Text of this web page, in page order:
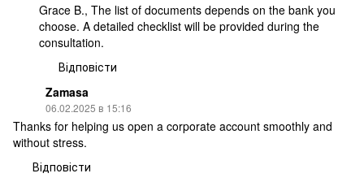
Grace B., The list of documents depends on the bank you
choose. A detailed checklist will be provided during the
consultation.
Відповісти
Zamasa
06.02.2025 в 15:16
Thanks for helping us open a corporate account smoothly and
without stress.
Відповісти